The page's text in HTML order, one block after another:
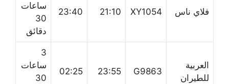
فلاي ناس XY1054
21:10
23:40
ساعات
30
دقائق
العربية
للطيران
G9863
23:55
02:25
3
ساعات
30